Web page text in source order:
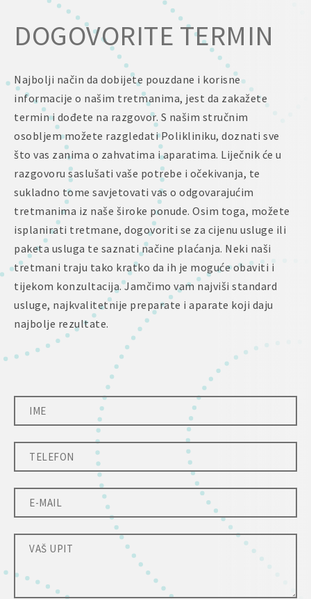
DOGOVORITE TERMIN
Najbolji način da dobijete pouzdane i korisne
informacije o našim tretmanima, jest da zakažete
termin i dođete na razgovor. S našim stručnim
osobljem možete razgledati Polikliniku, doznati sve
što vas zanima o zahvatima i aparatima. Liječnik će u
razgovoru saslušati vaše potrebe i očekivanja, te
sukladno tome savjetovati vas o odgovarajućim
tretmanima iz naše široke ponude. Osim toga, možete
isplanirati tretmane, dogovoriti se za cijenu usluge ili
paketa usluga te saznati načine plaćanja. Neki naši
tretmani traju tako kratko da ih je moguće obaviti i
tijekom konzultacija. Jamčimo vam najviši standard
usluge, najkvalitetnije preparate i aparate koji daju
najbolje rezultate.